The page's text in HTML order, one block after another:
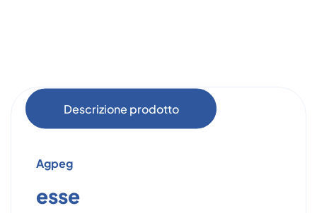
Descrizione prodotto
Agpeg
esse